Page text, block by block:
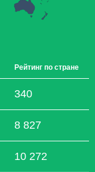
Рейтинг по стране
340
8 827
10 272